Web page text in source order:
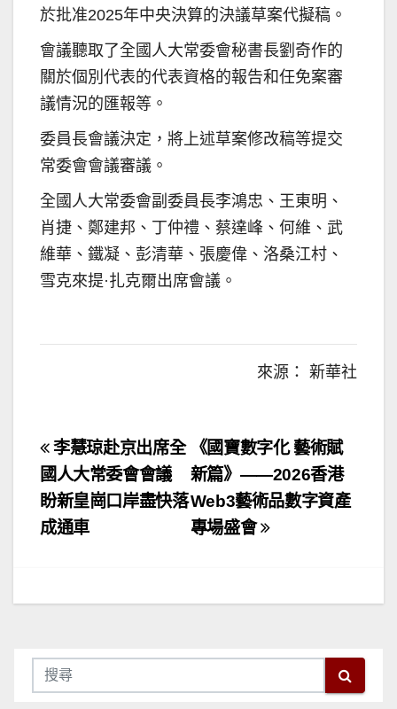
於批准2025年中央決算的決議草案代擬稿。
會議聽取了全國人大常委會秘書長劉奇作的
關於個別代表的代表資格的報告和任免案審
議情況的匯報等。
委員長會議決定，將上述草案修改稿等提交
常委會會議審議。
全國人大常委會副委員長李鴻忠、王東明、
肖捷、鄭建邦、丁仲禮、蔡達峰、何維、武
維華、鐵凝、彭清華、張慶偉、洛桑江村、
雪克來提·扎克爾出席會議。
來源： 新華社
文
章
導
覽
《國寶數字化 藝術賦
新篇》——2026香港
Web3藝術品數字資產
專場盛會
李慧琼赴京出席全
國人大常委會會議
盼新皇崗口岸盡快落
成通車